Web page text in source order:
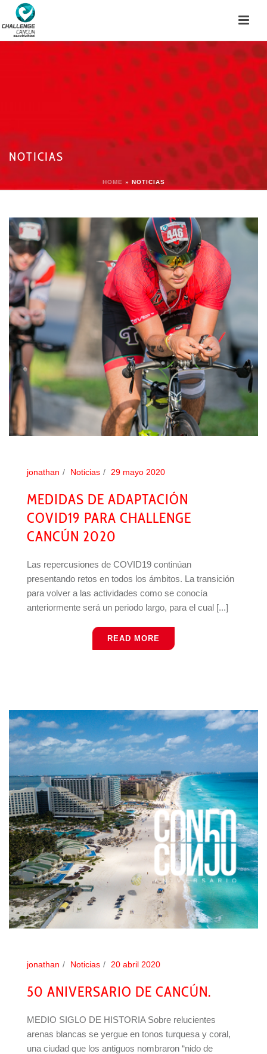
NOTICIAS
HOME » NOTICIAS
jonathan Noticias 29 mayo 2020
MEDIDAS DE ADAPTACIÓN
COVID19 PARA CHALLENGE
CANCÚN 2020
Las repercusiones de COVID19 continúan
presentando retos en todos los ámbitos. La transición
para volver a las actividades como se conocía
anteriormente será un periodo largo, para el cual [...]
READ MORE
jonathan Noticias 20 abril 2020
50 ANIVERSARIO DE CANCÚN.
MEDIO SIGLO DE HISTORIA Sobre relucientes
arenas blancas se yergue en tonos turquesa y coral,
una ciudad que los antiguos nombraron “nido de